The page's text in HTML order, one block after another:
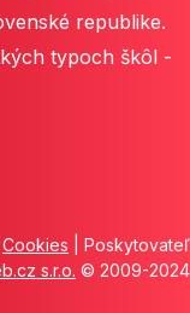
republike.
typoch škôl -
Cookies | Poskytovateľ
s.r.o. © 2009-2024